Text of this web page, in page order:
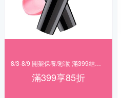
滿399享85折